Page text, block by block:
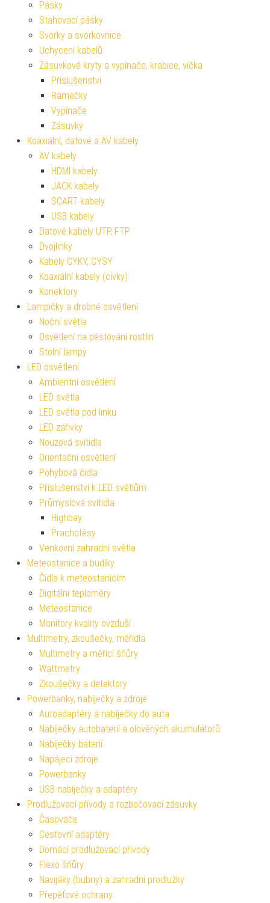
Pásky
Stahovací pásky
Svorky a svorkovnice
Uchycení kabelů
Zásuvkové kryty a vypínače, krabice, víčka
Příslušenství
Rámečky
Vypínače
Zásuvky
Koaxiální, datové a AV kabely
AV kabely
HDMI kabely
JACK kabely
SCART kabely
USB kabely
Datové kabely UTP, FTP
Dvojlinky
Kabely CYKY, CYSY
Koaxiální kabely (cívky)
Konektory
Lampičky a drobné osvětlení
Noční světla
Osvětlení na pěstování rostlin
Stolní lampy
LED osvětlení
Ambientní osvětlení
LED světla
LED světla pod linku
LED zářivky
Nouzová svítidla
Orientační osvětlení
Pohybová čidla
Příslušenství k LED světlům
Průmyslová svítidla
Highbay
Prachotěsy
Venkovní zahradní světla
Meteostanice a budíky
Čidla k meteostanicím
Digitální teploměry
Meteostanice
Monitory kvality ovzduší
Multimetry, zkoušečky, měřidla
Multimetry a měřící šňůry
Wattmetry
Zkoušečky a detektory
Powerbanky, nabíječky a zdroje
Autoadaptéry a nabíječky do auta
Nabíječky autobaterií a olověných akumulátorů
Nabíječky baterií
Napájecí zdroje
Powerbanky
USB nabíječky a adaptéry
Prodlužovací přívody a rozbočovací zásuvky
Časovače
Cestovní adaptéry
Domácí prodlužovací přívody
Flexo šňůry
Navijáky (bubny) a zahradní prodlužky
Přepěťové ochrany